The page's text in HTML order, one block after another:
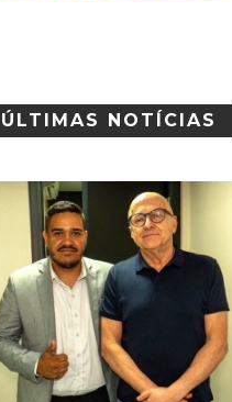
ÚLTIMAS NOTÍCIAS